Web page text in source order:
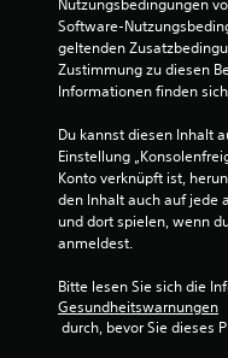
Software-
geltenden
Zustimmung zu diesen
Informationen finden
Du kannst diesen Inhalt
Einstellung
Konto verknüpft ist,
den Inhalt auch auf jede
und dort spielen, wenn
anmeldest.
Bitte lesen Sie sich die
Gesundheitswarnungen
durch, bevor Sie dieses